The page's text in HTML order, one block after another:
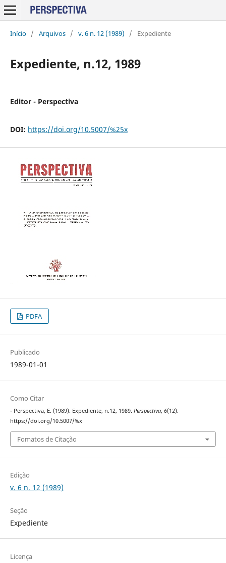
Início / Arquivos / v. 6 n. 12 (1989) / Expediente
Expediente, n.12, 1989
Editor - Perspectiva
DOI: https://doi.org/10.5007/%25x
PDFA
Publicado
1989-01-01
Como Citar
- Perspectiva, E. (1989). Expediente, n.12, 1989. Perspectiva, 6(12).
https://doi.org/10.5007/%x
Fomatos de Citação
Edição
v. 6 n. 12 (1989)
Seção
Expediente
Licença